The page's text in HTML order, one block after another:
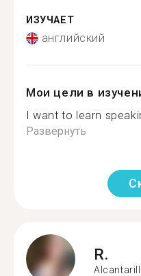
ИЗУЧАЕТ
английский
Мои цели в
I want to learn
Развернуть
R.